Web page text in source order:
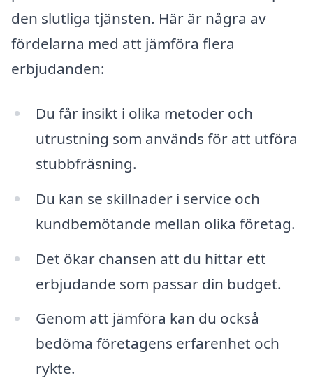
den slutliga tjänsten. Här är några av
fördelarna med att jämföra flera
erbjudanden:
Du får insikt i olika metoder och
utrustning som används för att utföra
stubbfräsning.
Du kan se skillnader i service och
kundbemötande mellan olika företag.
Det ökar chansen att du hittar ett
erbjudande som passar din budget.
Genom att jämföra kan du också
bedöma företagens erfarenhet och
rykte.